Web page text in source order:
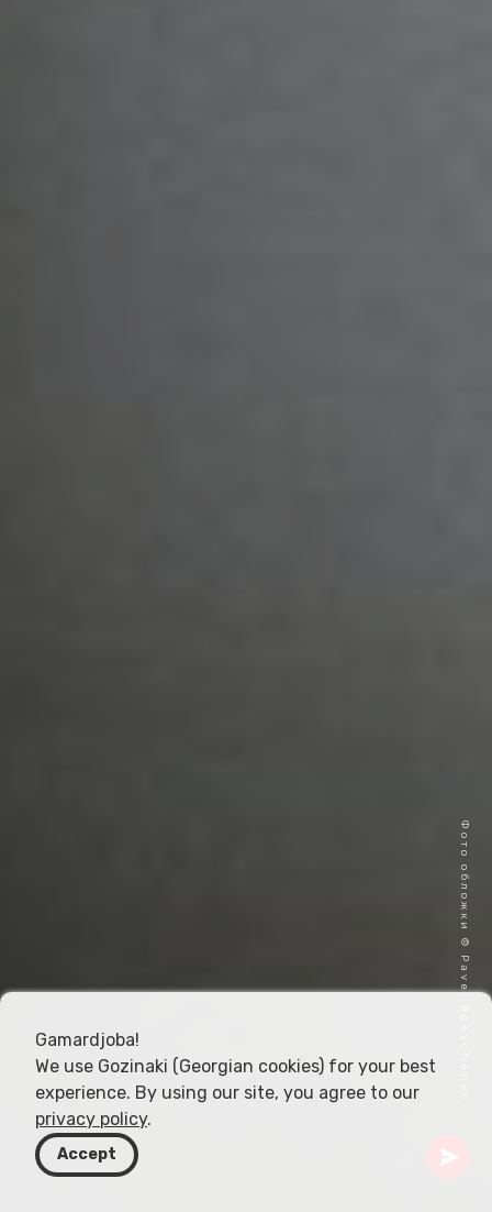
Фото обложки © Pavel Ageychenko
Gamardjoba!
We use Gozinaki (Georgian cookies) for your best
experience. By using our site, you agree to our
privacy policy.
Accept